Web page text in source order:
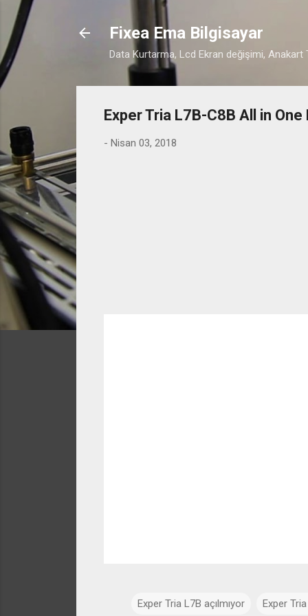
Fixea Ema Bilgisayar
Data Kurtarma, Lcd Ekran değişimi, Anakart
Exper Tria L7B-C8B All in
- Nisan 03, 2018
Exper Tria L7B açılmıyor Exper